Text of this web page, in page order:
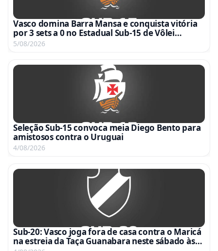
Vasco domina Barra Mansa e conquista vitória
por 3 sets a 0 no Estadual Sub-15 de Vôlei
Feminino
5/08/2026
Seleção Sub-15 convoca meia Diego Bento para
amistosos contra o Uruguai
4/08/2026
Sub-20: Vasco joga fora de casa contra o Maricá
na estreia da Taça Guanabara neste sábado às